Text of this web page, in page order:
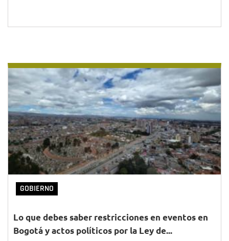
GOBIERNO
Lo que debes saber restricciones en eventos en
Bogotá y actos políticos por la Ley de...